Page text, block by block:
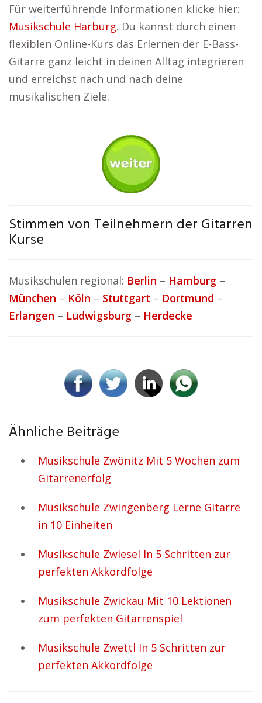
Für weiterführende Informationen klicke hier:
Musikschule Harburg. Du kannst durch einen
flexiblen Online-Kurs das Erlernen der E-Bass-
Gitarre ganz leicht in deinen Alltag integrieren
und erreichst nach und nach deine
musikalischen Ziele.
Stimmen von Teilnehmern der Gitarren
Kurse
Musikschulen regional: Berlin – Hamburg –
München – Köln – Stuttgart – Dortmund –
Erlangen – Ludwigsburg – Herdecke
Ähnliche Beiträge
Musikschule Zwönitz Mit 5 Wochen zum
Gitarrenerfolg
Musikschule Zwingenberg Lerne Gitarre
in 10 Einheiten
Musikschule Zwiesel In 5 Schritten zur
perfekten Akkordfolge
Musikschule Zwickau Mit 10 Lektionen
zum perfekten Gitarrenspiel
Musikschule Zwettl In 5 Schritten zur
perfekten Akkordfolge